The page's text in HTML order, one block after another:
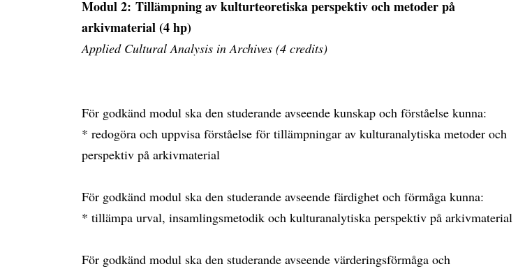
Modul 2: Tillämpning av kulturteoretiska perspektiv och metoder på
arkivmaterial (4 hp)
Applied Cultural Analysis in Archives (4 credits)
För godkänd modul ska den studerande avseende kunskap och förståelse kunna:
* redogöra och uppvisa förståelse för tillämpningar av kulturanalytiska metoder och
perspektiv på arkivmaterial
För godkänd modul ska den studerande avseende färdighet och förmåga kunna:
* tillämpa urval, insamlingsmetodik och kulturanalytiska perspektiv på arkivmaterial
För godkänd modul ska den studerande avseende värderingsförmåga och